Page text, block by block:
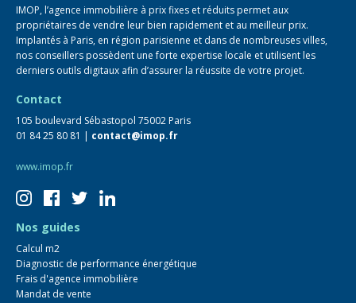
IMOP, l’agence immobilière à prix fixes et réduits permet aux
propriétaires de vendre leur bien rapidement et au meilleur prix.
Implantés à Paris, en région parisienne et dans de nombreuses villes,
nos conseillers possèdent une forte expertise locale et utilisent les
derniers outils digitaux afin d’assurer la réussite de votre projet.
Contact
105 boulevard Sébastopol 75002 Paris
01 84 25 80 81 | contact@imop.fr
www.imop.fr
Nos guides
Calcul m2
Diagnostic de performance énergétique
Frais d'agence immobilière
Mandat de vente